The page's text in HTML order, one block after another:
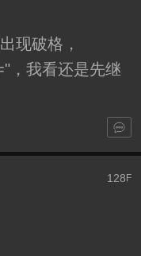
现破格，
，我看还是先继
128F